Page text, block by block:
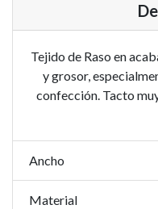
Tejido de Raso en
y grosor,
confección. Tacto
Ancho
Material